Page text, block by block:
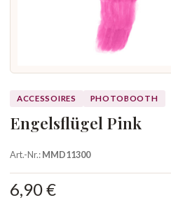
ACCESSOIRES PHOTOBOOTH
Engelsflügel Pink
Art.-Nr.:MMD11300
6,90 €